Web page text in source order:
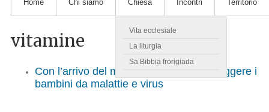
Home Chi siamo Chiesa
Vita ecclesiale
La liturgia
Sa Bibbia frorigiada
Incontri Territorio
vitamine
Con l’arrivo del maltempo occorre proteggere i
bambini da malattie e virus